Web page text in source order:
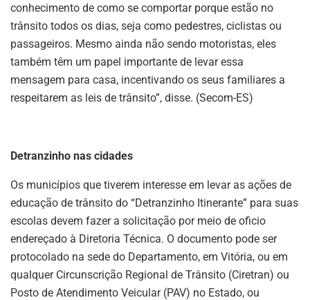
conhecimento de como se comportar porque estão no
trânsito todos os dias, seja como pedestres, ciclistas ou
passageiros. Mesmo ainda não sendo motoristas, eles
também têm um papel importante de levar essa
mensagem para casa, incentivando os seus familiares a
respeitarem as leis de trânsito”, disse. (Secom-ES)
Detranzinho nas cidades
Os municípios que tiverem interesse em levar as ações de
educação de trânsito do “Detranzinho Itinerante” para suas
escolas devem fazer a solicitação por meio de oficio
endereçado à Diretoria Técnica. O documento pode ser
protocolado na sede do Departamento, em Vitória, ou em
qualquer Circunscrição Regional de Trânsito (Ciretran) ou
Posto de Atendimento Veicular (PAV) no Estado, ou